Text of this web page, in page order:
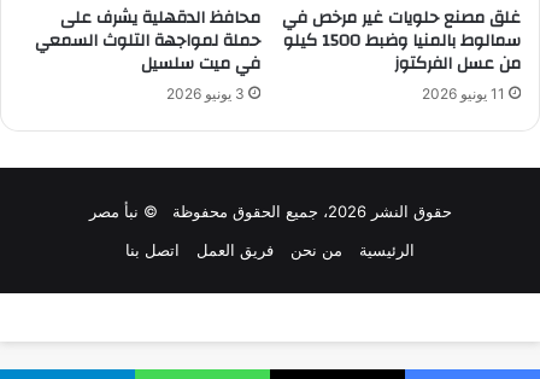
غلق مصنع حلويات غير مرخص في
سمالوط بالمنيا وضبط 1500 كيلو
من عسل الفركتوز
11 يونيو 2026
محافظ الدقهلية يشرف على
حملة لمواجهة التلوث السمعي
في ميت سلسيل
3 يونيو 2026
حقوق النشر 2026، جميع الحقوق محفوظة © نبأ مصر
الرئيسية
من نحن فريق العمل اتصل بنا